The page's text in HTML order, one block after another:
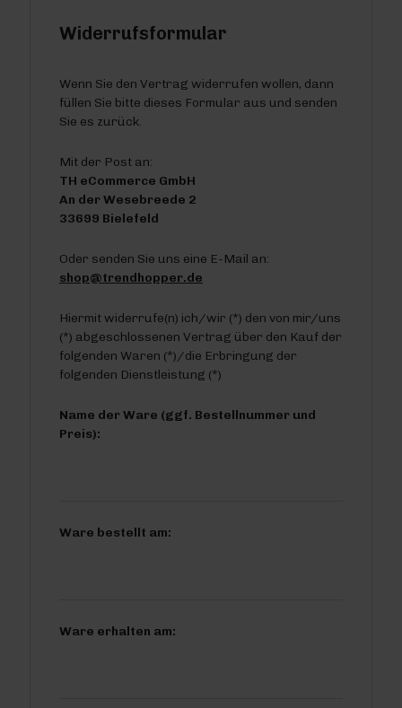
Widerrufsformular
Wenn Sie den Vertrag widerrufen wollen, dann
füllen Sie bitte dieses Formular aus und senden
Sie es zurück.
Mit der Post an:
TH eCommerce GmbH
An der Wesebreede 2
33699 Bielefeld
Oder senden Sie uns eine E-Mail an:
shop@trendhopper.de
Hiermit widerrufe(n) ich/wir (*) den von mir/uns
(*) abgeschlossenen Vertrag über den Kauf der
folgenden Waren (*)/die Erbringung der
folgenden Dienstleistung (*)
Name der Ware (ggf. Bestellnummer und
Preis):
Ware bestellt am:
Ware erhalten am: